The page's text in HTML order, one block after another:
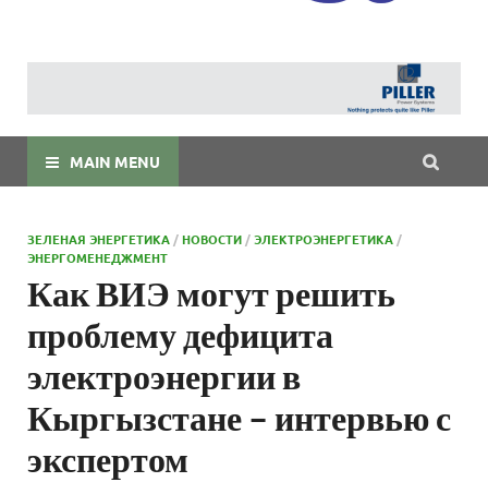
MAIN MENU
ЗЕЛЕНАЯ ЭНЕРГЕТИКА /НОВОСТИ /ЭЛЕКТРОЭНЕРГЕТИКА /
ЭНЕРГОМЕНЕДЖМЕНТ
Как ВИЭ могут решить
проблему дефицита
электроэнергии в
Кыргызстане – интервью с
экспертом